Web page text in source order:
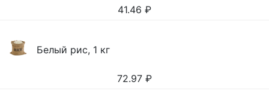
41.46 ₽
Белый рис, 1 кг
72.97 ₽